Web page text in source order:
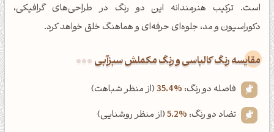
است. ترکیب هنرمندانه این دو رنگ در طراحی‌های گرافیکی،
دکوراسیون و مد، جلوه‌ای حرفه‌ای و هماهنگ خلق خواهد کرد.
‌مقایسه رنگ کالباسی و رنگ مکملش سبزآبی
فاصله دو رنگ: 35.4%(از منظر شباهت)
تضاد دو رنگ: 5.2%(از منظر روشنایی)